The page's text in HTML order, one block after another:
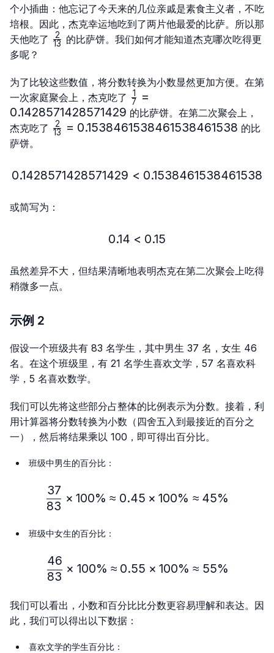
个小插曲：他忘记了今天来的几位亲戚是素食主义者，不吃
培根。因此，杰克幸运地吃到了两片他最爱的比萨。所以那
天他吃了 \frac{2}
13
2
的比萨饼。我们如何才能知道杰克哪次吃得更
多呢？
为了比较这些数值，将分数转换为小数显然更加方便。在第
一次家庭聚会上，杰克吃了 \frac{1}
{7}=0.1428571428571429
7
1
=
0.1428571428571429 的比萨饼。在第二次聚会上，
杰克吃了 \frac{2}
13
2 = 0.1538461538461538461538 的比
萨饼。
0.1428571428571429 <
0.1428571428571429 < 0.1538461538461538
或简写为：
0.14 < 0.15
0.14 < 0.15
虽然差异不大，但结果清晰地表明杰克在第二次聚会上吃得
稍微多一点。
示例 2
假设一个班级共有 83 名学生，其中男生 37 名，女生 46
名。在这个班级里，有 21 名学生喜欢文学，57 名喜欢科
学，5 名喜欢数学。
我们可以先将这些部分占整体的比例表示为分数。接着，利
用计算器将分数转换为小数（四舍五入到最接近的百分之
一），然后将结果乘以 100，即可得出百分比。
班级中男生的百分比：
\frac{37}{83} × 100\%
83
37
× 100% ≈ 0.45 × 100% ≈ 45%
班级中女生的百分比：
\frac{46}{83} × 100\%
83
46
× 100% ≈ 0.55 × 100% ≈ 55%
我们可以看出，小数和百分比比分数更容易理解和表达。因
此，我们可以得出以下数据：
喜欢文学的学生百分比：